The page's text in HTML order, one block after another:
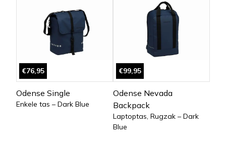
€76,95
Odense Single
Enkele tas – Dark Blue
€99,95
Odense Nevada
Backpack
Laptoptas, Rugzak – Dark
Blue